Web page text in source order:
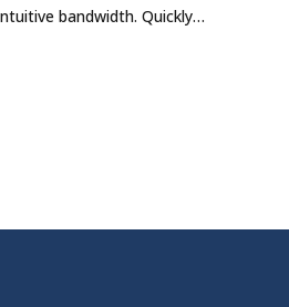
bandwidth. Quickly